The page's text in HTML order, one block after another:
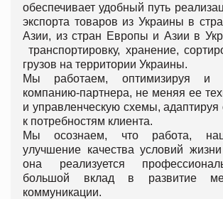
обеспечивает удобный путь
экспорта товаров из Украины в
Азии, из стран Европы и Азии в
транспортировку, хранение,
грузов на территории Украины.
Мы работаем, оптимизируя и
компанию-партнера, не меняя ее
и управленческую схемы,
к потребностям клиента.
Мы осознаем, что работа,
улучшение качества условий
она реализуется
большой вклад в развитие
коммуникации.